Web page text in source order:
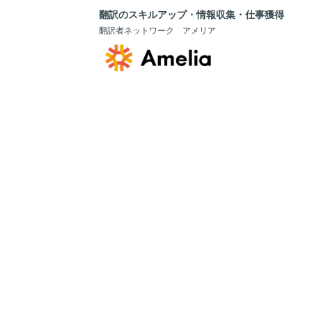
翻訳のスキルアップ・情報収集・仕事獲得
翻訳者ネットワーク アメリア